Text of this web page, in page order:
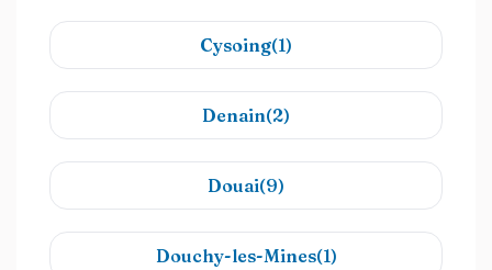
Cysoing(1)
Denain(2)
Douai(9)
Douchy-les-Mines(1)